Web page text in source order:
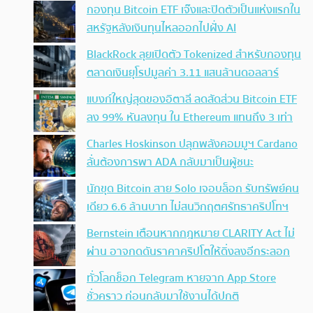
กองทุน Bitcoin ETF เจ๊งและปิดตัวเป็นแห่งแรกใน
สหรัฐหลังเงินทุนไหลออกไปฝั่ง AI
BlackRock ลุยเปิดตัว Tokenized สำหรับกองทุน
ตลาดเงินยุโรปมูลค่า 3.11 แสนล้านดอลลาร์
แบงก์ใหญ่สุดของอิตาลี ลดสัดส่วน Bitcoin ETF
ลง 99% หันลงทุน ใน Ethereum แทนถึง 3 เท่า
Charles Hoskinson ปลุกพลังคอมมูฯ Cardano
ลั่นต้องการพา ADA กลับมาเป็นผู้ชนะ
นักขุด Bitcoin สาย Solo เจอบล็อก รับทรัพย์คน
เดียว 6.6 ล้านบาท ไม่สนวิกฤตศรัทธาคริปโทฯ
Bernstein เตือนหากกฎหมาย CLARITY Act ไม่
ผ่าน อาจกดดันราคาคริปโตให้ดิ่งลงอีกระลอก
ทั่วโลกช็อก Telegram หายจาก App Store
ชั่วคราว ก่อนกลับมาใช้งานได้ปกติ